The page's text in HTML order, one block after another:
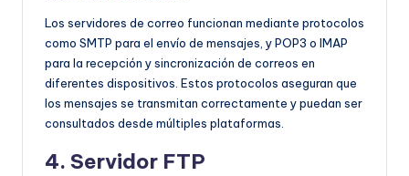
Los servidores de correo funcionan mediante protocolos
como SMTP para el envío de mensajes, y POP3 o IMAP
para la recepción y sincronización de correos en
diferentes dispositivos. Estos protocolos aseguran que
los mensajes se transmitan correctamente y puedan ser
consultados desde múltiples plataformas.
4. Servidor FTP